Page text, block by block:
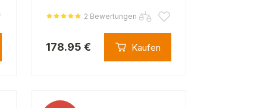
2 Bewertungen
178.95 € Kaufen